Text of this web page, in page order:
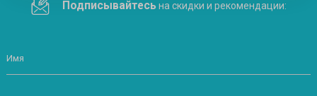
Подписывайтесьна скидки и рекомендации:
Имя